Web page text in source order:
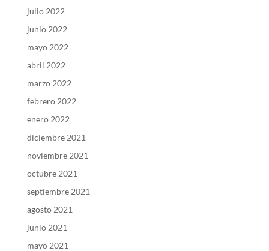
julio 2022
junio 2022
mayo 2022
abril 2022
marzo 2022
febrero 2022
enero 2022
diciembre 2021
noviembre 2021
octubre 2021
septiembre 2021
agosto 2021
junio 2021
mayo 2021